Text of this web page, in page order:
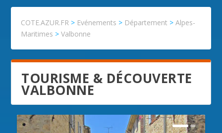
COTE.AZUR.FR > Evénements > Département >Alpes-
Maritimes >Valbonne
TOURISME & DÉCOUVERTE
VALBONNE